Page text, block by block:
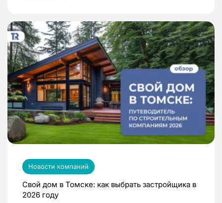
Новости компаний
Свой дом в Томске: как выбрать застройщика в
2026 году